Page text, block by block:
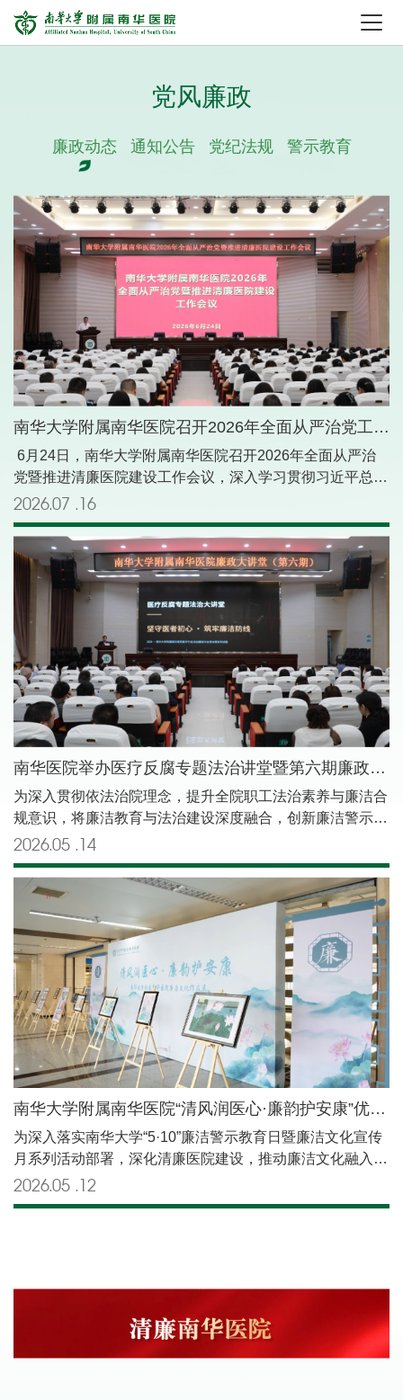
党风廉政
廉政动态 通知公告 党纪法规 警示教育
南华大学附属南华医院召开2026年全面从严治党工作暨推进清廉医院建设工作会议
6月24日，南华大学附属南华医院召开2026年全面从严治
党暨推进清廉医院建设工作会议，深入学习贯彻习近平总书
记在二十届中央纪委五次全会上的重要讲话精神，总结回顾
2025年医院全面从严治党、党风廉政建设和反腐败工作，
部署2026年重点任务。中共湖南省纪委湖南省监委驻南华
大学纪检监察组副组长、南华大学纪委副书记彭仲生，南华
大学党委第二巡察组组长昌曙光到会指导。会议由院党委副
书记、院长贺军主持。全体在家院领导，纪委委员，校院两
级党风廉政监察员，中层干部及班组长，各党支部委员，纪
检专干，以及核工业卫生学校领导班子成员、中层干部及纪
检专干等200余人参加会议。 会议伊始，全体与会人员集体
观看警示教育片《一切为了人民》。影片通过剖析违背正确
政绩观的反面典型案例，用“身边事”警示“身边人”，为党员
干部敲响廉洁自律警钟，进一步筑牢拒腐防变的思想防
线。 医院纪委书记杨伟军以《以更严要求更实作风纵深推
进全面从严治党，为医院“十五五”良好开局、高质量发展提
供坚强纪律保障》为题作工作报告，全面回顾了2025年纪
检监察工作成效，同时直面当前在一些重点领域存在的突出
问题。他强调，院纪委将紧扣“十五五”开局之年定位，以更
高标准、更实举措推动全面从严治党向纵深发展，为医院高
质量发展清障护航。 贺军在听取院纪委工作报告后讲话。
他肯定了清廉医院建设所取得的成绩，并提出三点要求：一
是要在领悟“三个更加”上见真章，以更强自觉更高标准推进
全面从严治党；二是要在检视问题上有担当，以更严基调更
硬举措直面医院全面从严治党突出短板；三是要在落实落地
上求实效，以更大力度更优机制纵深推进医院全面从严治
党。他强调，医院要立足“十五五”规划开局之年的关键节
点，以更加坚定的信念、更加务实的作风、更加有力的举
措，纵深推进全面从严治党，锚定高水平、现代化、有特色
区域医学中心建设目标，着力攻坚医院高质量发展，推动医
院各项事业在新征程上实现新跨越。 彭仲生在讲话中充分
绩，并就下一步工作提出明确要求。他强调，全面从严治党
永远在路上，大学附属医院既是医学教育与科研创新的前沿
阵地，也是守护群众生命健康的核心防线，必须始终把“旗
帜鲜明讲政治”摆在首位，坚持不懈用党的创新理论凝心铸
律保障，以全面从严治党的新成效护航医院高质量发展新征
2026.07 16
南华医院举办医疗反腐专题法治讲堂暨第六期廉政大讲堂
为深入贯彻依法治院理念，提升全院职工法治素养与廉洁合
规意识，将廉洁教育与法治建设深度融合，创新廉洁警示教
育形式，在5·10廉洁警示教育日暨廉洁文化宣传月到来之
际，南华大学附属南华医院举办医疗系统反腐败专题法治讲
堂暨第六期廉政大讲堂专题讲座。会议特邀衡阳市中级人民
法院刑二庭庭长梁晓亮作授课专家。会议由医院党委委员、
副院长刘龙飞主持，医院中层以上干部、重点岗位人员及医
护骨干参加学习。梁晓亮结合司法审判实践，围绕医疗领域
反腐败最新法律适用，系统解读了2026年5月施行的《贪污
贿赂刑事案件司法解释（二）》。他从法律构成要件出发，
详细阐释了受贿入罪门槛、隐性腐败认定标准、单位（集
体）腐败追责机制等关键法律条款，并结合医疗行业典型案
例，深入剖析医疗行为中的法律风险点，指导医务人员掌握
依法执业中的风险防范方法，警示其守住廉洁底线，筑牢廉
政风险“防火墙”。刘龙飞在主持讲话中指出，法治是医院高
质量发展的重要基石，廉洁是医务人员的基本底色。他要求
全院职工以此次讲堂为契机，增强法律意识和廉洁自律意
识，主动“我要廉”、自觉“我护廉”，规范执业行为，自觉抵
制回扣、红包、过度医疗等违法违规问题；各科室要落实法
治建设履职属地责任和党风廉政建设属地责任，完善内部管
内容翔实、案例生动，有效提升了全院人员的法律风险防范
意识和廉洁风险防控能力，为医院推进法治建设、深化清廉
医院建设、实现治理体系和治理能力现代化注入了新的动
力。
2026.05 14
南华大学附属南华医院“清风润医心·廉韵护安康”优秀廉洁文化作品展成功举办！
为深入落实南华大学“5·10”廉洁警示教育日暨廉洁文化宣传
月系列活动部署，深化清廉医院建设，推动廉洁文化融入医
疗服务全过程，5月11日上午，由医院纪委主办的“清风润医
心·廉韵护安康”优秀廉洁文化作品展正式开展。开展仪式由
院干部职工历年来创作的廉洁文化优秀作品，生动诠释“医
惧、守底线，筑牢拒腐防变的思想防线。 展出的作品从历
年征集廉洁文化作品评选的优秀作品中精选而来，涵盖四大
2026.05 12